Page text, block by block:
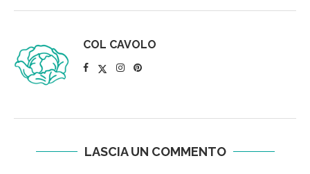
COL CAVOLO
LASCIA UN COMMENTO